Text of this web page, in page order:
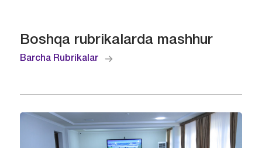
Boshqa rubrikalarda mashhur
Barcha Rubrikalar